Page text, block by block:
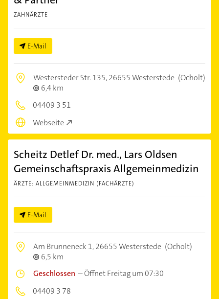
ZAHNÄRZTE
E-Mail
Westersteder Str. 135,26655 Westerstede (Ocholt)
6,4 km
04409 3 51
Webseite
Scheitz Detlef Dr. med., Lars Oldsen
Gemeinschaftspraxis Allgemeinmedizin
ÄRZTE: ALLGEMEINMEDIZIN (FACHÄRZTE)
E-Mail
Am Brunneneck 1,26655 Westerstede (Ocholt)
6,5 km
Geschlossen –Öffnet Freitag um 07:30
04409 3 78